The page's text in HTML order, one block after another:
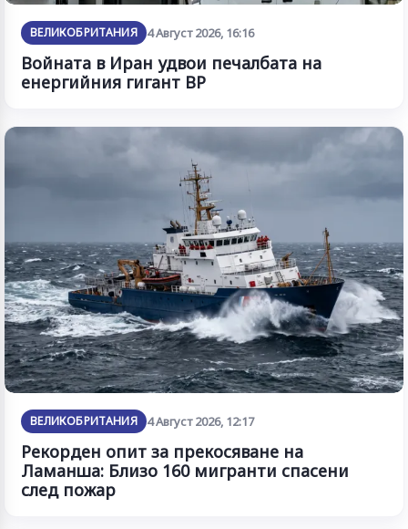
ВЕЛИКОБРИТАНИЯ 4 Август 2026, 16:16
Войната в Иран удвои печалбата на
енергийния гигант BP
ВЕЛИКОБРИТАНИЯ 4 Август 2026, 12:17
Рекорден опит за прекосяване на
Ламанша: Близо 160 мигранти спасени
след пожар